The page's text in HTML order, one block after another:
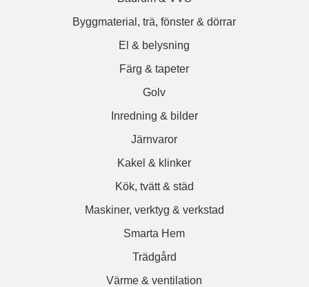
Byggmaterial, trä, fönster & dörrar
El & belysning
Färg & tapeter
Golv
Inredning & bilder
Järnvaror
Kakel & klinker
Kök, tvätt & städ
Maskiner, verktyg & verkstad
Smarta Hem
Trädgård
Värme & ventilation